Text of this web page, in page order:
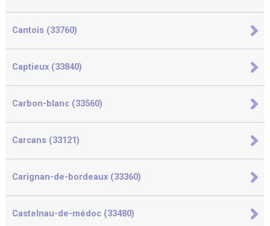
Cantois (33760)
Captieux (33840)
Carbon-blanc (33560)
Carcans (33121)
Carignan-de-bordeaux (33360)
Castelnau-de-médoc (33480)